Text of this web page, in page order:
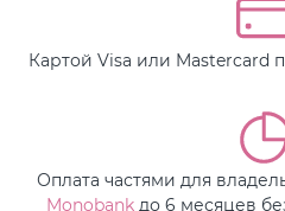
Картой Visa или Mastercard
Оплата частями для
Monobankдо 6 месяцев